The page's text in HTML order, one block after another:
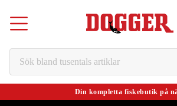
Din kompletta fiskebutik på